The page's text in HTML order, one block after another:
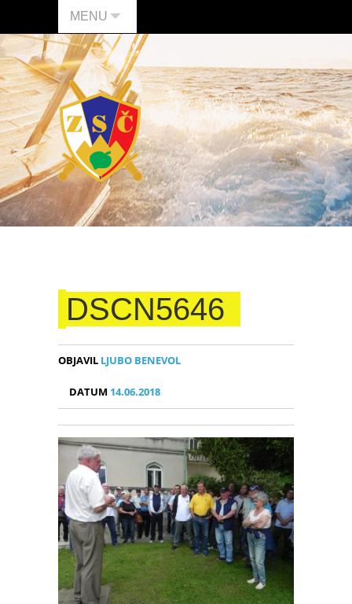
MENU
DSCN5646
OBJAVIL LJUBO BENEVOL
DATUM 14.06.2018